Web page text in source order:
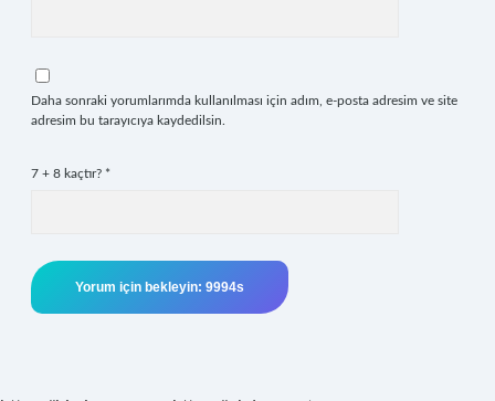
Daha sonraki yorumlarımda kullanılması için adım, e-posta adresim ve site
adresim bu tarayıcıya kaydedilsin.
7 + 8 kaçtır? *